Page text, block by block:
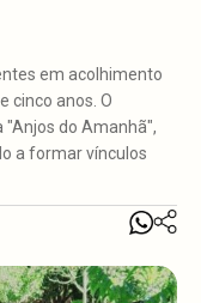
em acolhimento
cinco anos. O
do Amanhã",
a formar vínculos